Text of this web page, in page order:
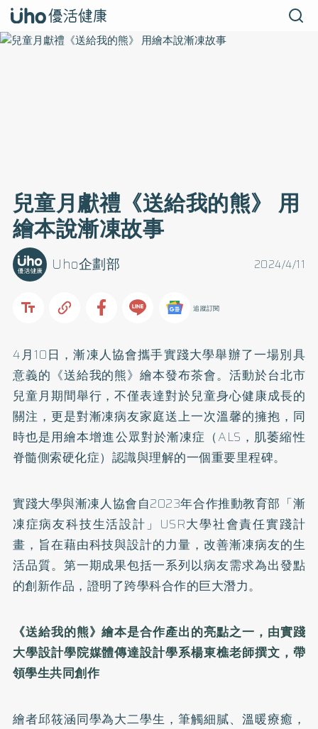
兒童月獻禮《送給我的熊》 用
繪本說漸凍故事
2024/4/11
Uho企劃部
追蹤訂閱
4月10日，漸凍人協會攜手實踐大學舉辦了一場別具
意義的《送給我的熊》繪本發布茶會。活動於台北市
兒童月期間舉行，不僅表達對於兒童身心健康成長的
關注，更是對漸凍病友家庭送上一次溫馨的擁抱，同
時也是用繪本增進公眾對於漸凍症（ALS，肌萎縮性
脊髓側索硬化症）認識與理解的一個重要里程碑。
實踐大學與漸凍人協會自2023年合作推動教育部「漸
凍症病友科技生活設計」USR大學社會責任實踐計
畫，旨在藉由科技與設計的力量，改善漸凍病友的生
活品質。第一期成果包括一系列以病友需求為出發點
的創新作品，證明了跨學科合作的巨大潛力。
《送給我的熊》繪本是合作產出的亮點之一，由實踐
大學設計學院媒體傳達設計學系楊東樵老師撰文，帶
領學生共同創作
繪者邱筱涵同學為大二學生，筆觸細膩、溫暖療癒，